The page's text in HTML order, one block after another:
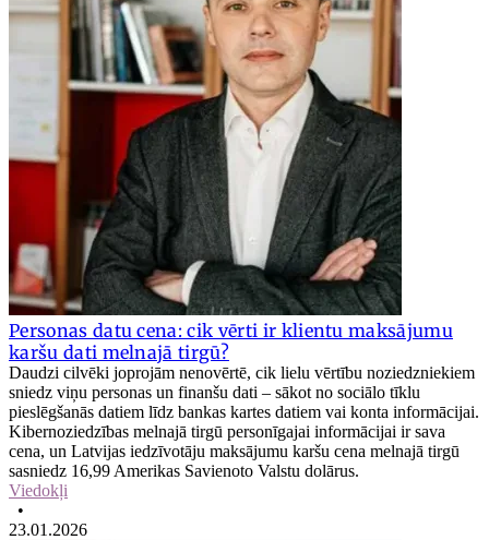
Personas datu cena: cik vērti ir klientu maksājumu
karšu dati melnajā tirgū?
Daudzi cilvēki joprojām nenovērtē, cik lielu vērtību noziedzniekiem
sniedz viņu personas un finanšu dati – sākot no sociālo tīklu
pieslēgšanās datiem līdz bankas kartes datiem vai konta informācijai.
Kibernoziedzības melnajā tirgū personīgajai informācijai ir sava
cena, un Latvijas iedzīvotāju maksājumu karšu cena melnajā tirgū
sasniedz 16,99 Amerikas Savienoto Valstu dolārus.
Viedokļi
•
23.01.2026